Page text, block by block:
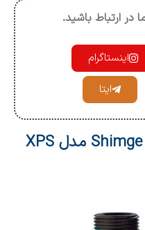
در ارتباط باشید.
اینستاگرام
ایتا
پمپ سیرکولاتور شیمجه Shimge مدل XPS